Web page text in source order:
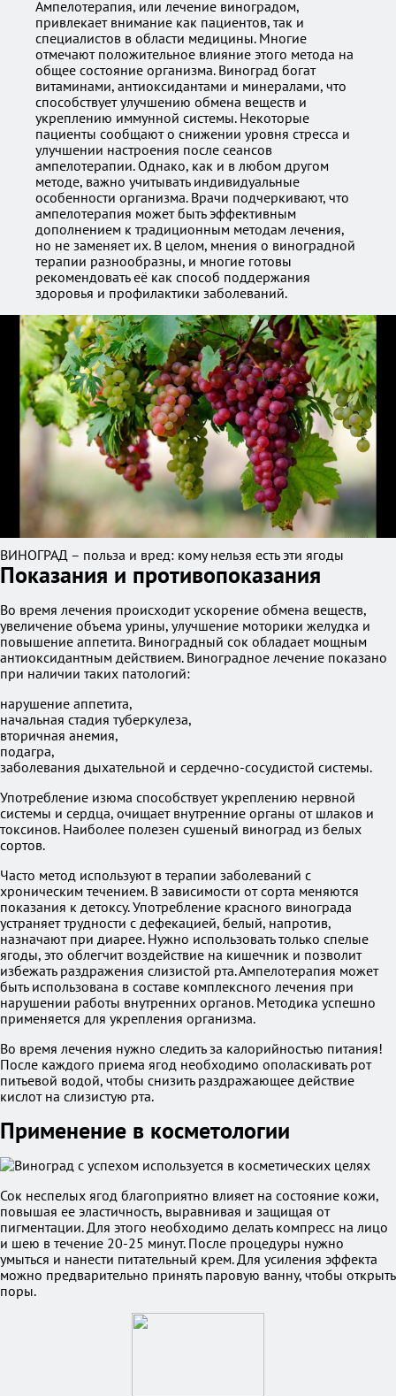
Ампелотерапия, или лечение виноградом,
привлекает внимание как пациентов, так и
специалистов в области медицины. Многие
отмечают положительное влияние этого метода на
общее состояние организма. Виноград богат
витаминами, антиоксидантами и минералами, что
способствует улучшению обмена веществ и
укреплению иммунной системы. Некоторые
пациенты сообщают о снижении уровня стресса и
улучшении настроения после сеансов
ампелотерапии. Однако, как и в любом другом
методе, важно учитывать индивидуальные
особенности организма. Врачи подчеркивают, что
ампелотерапия может быть эффективным
дополнением к традиционным методам лечения,
но не заменяет их. В целом, мнения о виноградной
терапии разнообразны, и многие готовы
рекомендовать её как способ поддержания
здоровья и профилактики заболеваний.
ВИНОГРАД – польза и вред: кому нельзя есть эти ягоды
Показания и противопоказания
Во время лечения происходит ускорение обмена веществ,
увеличение объема урины, улучшение моторики желудка и
повышение аппетита. Виноградный сок обладает мощным
антиоксидантным действием. Виноградное лечение показано
при наличии таких патологий:
нарушение аппетита,
начальная стадия туберкулеза,
вторичная анемия,
подагра,
заболевания дыхательной и сердечно-сосудистой системы.
Употребление изюма способствует укреплению нервной
системы и сердца, очищает внутренние органы от шлаков и
токсинов. Наиболее полезен сушеный виноград из белых
сортов.
Часто метод используют в терапии заболеваний с
хроническим течением. В зависимости от сорта меняются
показания к детоксу. Употребление красного винограда
устраняет трудности с дефекацией, белый, напротив,
назначают при диарее. Нужно использовать только спелые
ягоды, это облегчит воздействие на кишечник и позволит
избежать раздражения слизистой рта. Ампелотерапия может
быть использована в составе комплексного лечения при
нарушении работы внутренних органов. Методика успешно
применяется для укрепления организма.
Во время лечения нужно следить за калорийностью питания!
После каждого приема ягод необходимо ополаскивать рот
питьевой водой, чтобы снизить раздражающее действие
кислот на слизистую рта.
Применение в косметологии
Сок неспелых ягод благоприятно влияет на состояние кожи,
повышая ее эластичность, выравнивая и защищая от
пигментации. Для этого необходимо делать компресс на лицо
и шею в течение 20-25 минут. После процедуры нужно
умыться и нанести питательный крем. Для усиления эффекта
можно предварительно принять паровую ванну, чтобы открыть
поры.